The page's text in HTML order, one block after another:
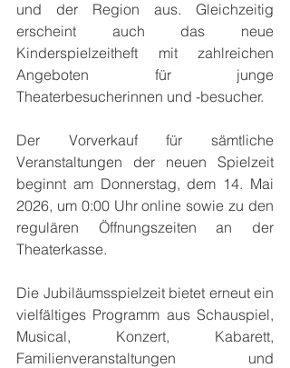
und der Region aus. Gleichzeitig
erscheint auch das neue
Kinderspielzeitheft mit zahlreichen
Angeboten für junge
Theaterbesucherinnen und -besucher.
Der Vorverkauf für sämtliche
Veranstaltungen der neuen Spielzeit
beginnt am Donnerstag, dem 14. Mai
2026, um 0:00 Uhr online sowie zu den
regulären Öffnungszeiten an der
Theaterkasse.
Die Jubiläumsspielzeit bietet erneut ein
vielfältiges Programm aus Schauspiel,
Musical, Konzert, Kabarett,
Familienveranstaltungen und